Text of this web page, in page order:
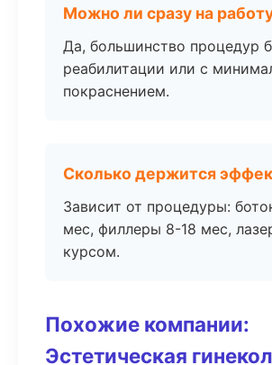
Можно ли сразу на
Да, большинство процедур
реабилитации или с
покраснением.
Сколько держится
Зависит от процедуры:
мес, филлеры 8-18 мес,
курсом.
Похожие компании:
Эстетическая